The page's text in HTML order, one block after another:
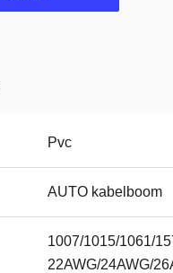
Pvc
AUTO kabelboom
1007/1015/1061/
22AWG/24AWG/